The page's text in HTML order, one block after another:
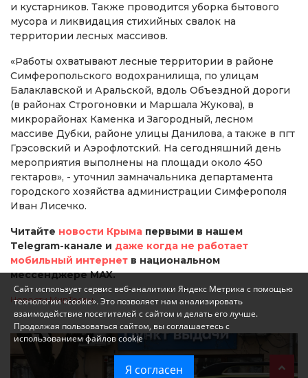
и кустарников. Также проводится уборка бытового
мусора и ликвидация стихийных свалок на
территории лесных массивов.
«Работы охватывают лесные территории в районе
Симферопольского водохранилища, по улицам
Балаклавской и Аральской, вдоль Объездной дороги
(в районах Строгоновки и Маршала Жукова), в
микрорайонах Каменка и Загородный, лесном
массиве Дубки, районе улицы Данилова, а также в пгт
Грэсовский и Аэрофлотский. На сегодняшний день
мероприятия выполнены на площади около 450
гектаров», - уточнил замначальника департамента
городского хозяйства администрации Симферополя
Иван Лисечко.
Читайте новости Крыма первыми в нашем
Telegram-канале и даже когда не работает
мобильный интернет в национальном
мессенджере MAX.
Новости МирТесен
Сайт использует сервис веб-аналитики Яндекс Метрика с помощью
технологии «cookie». Это позволяет нам анализировать
взаимодействие посетителей с сайтом и делать его лучше.
Продолжая пользоваться сайтом, вы соглашаетесь с
использованием файлов cookie
Я согласен